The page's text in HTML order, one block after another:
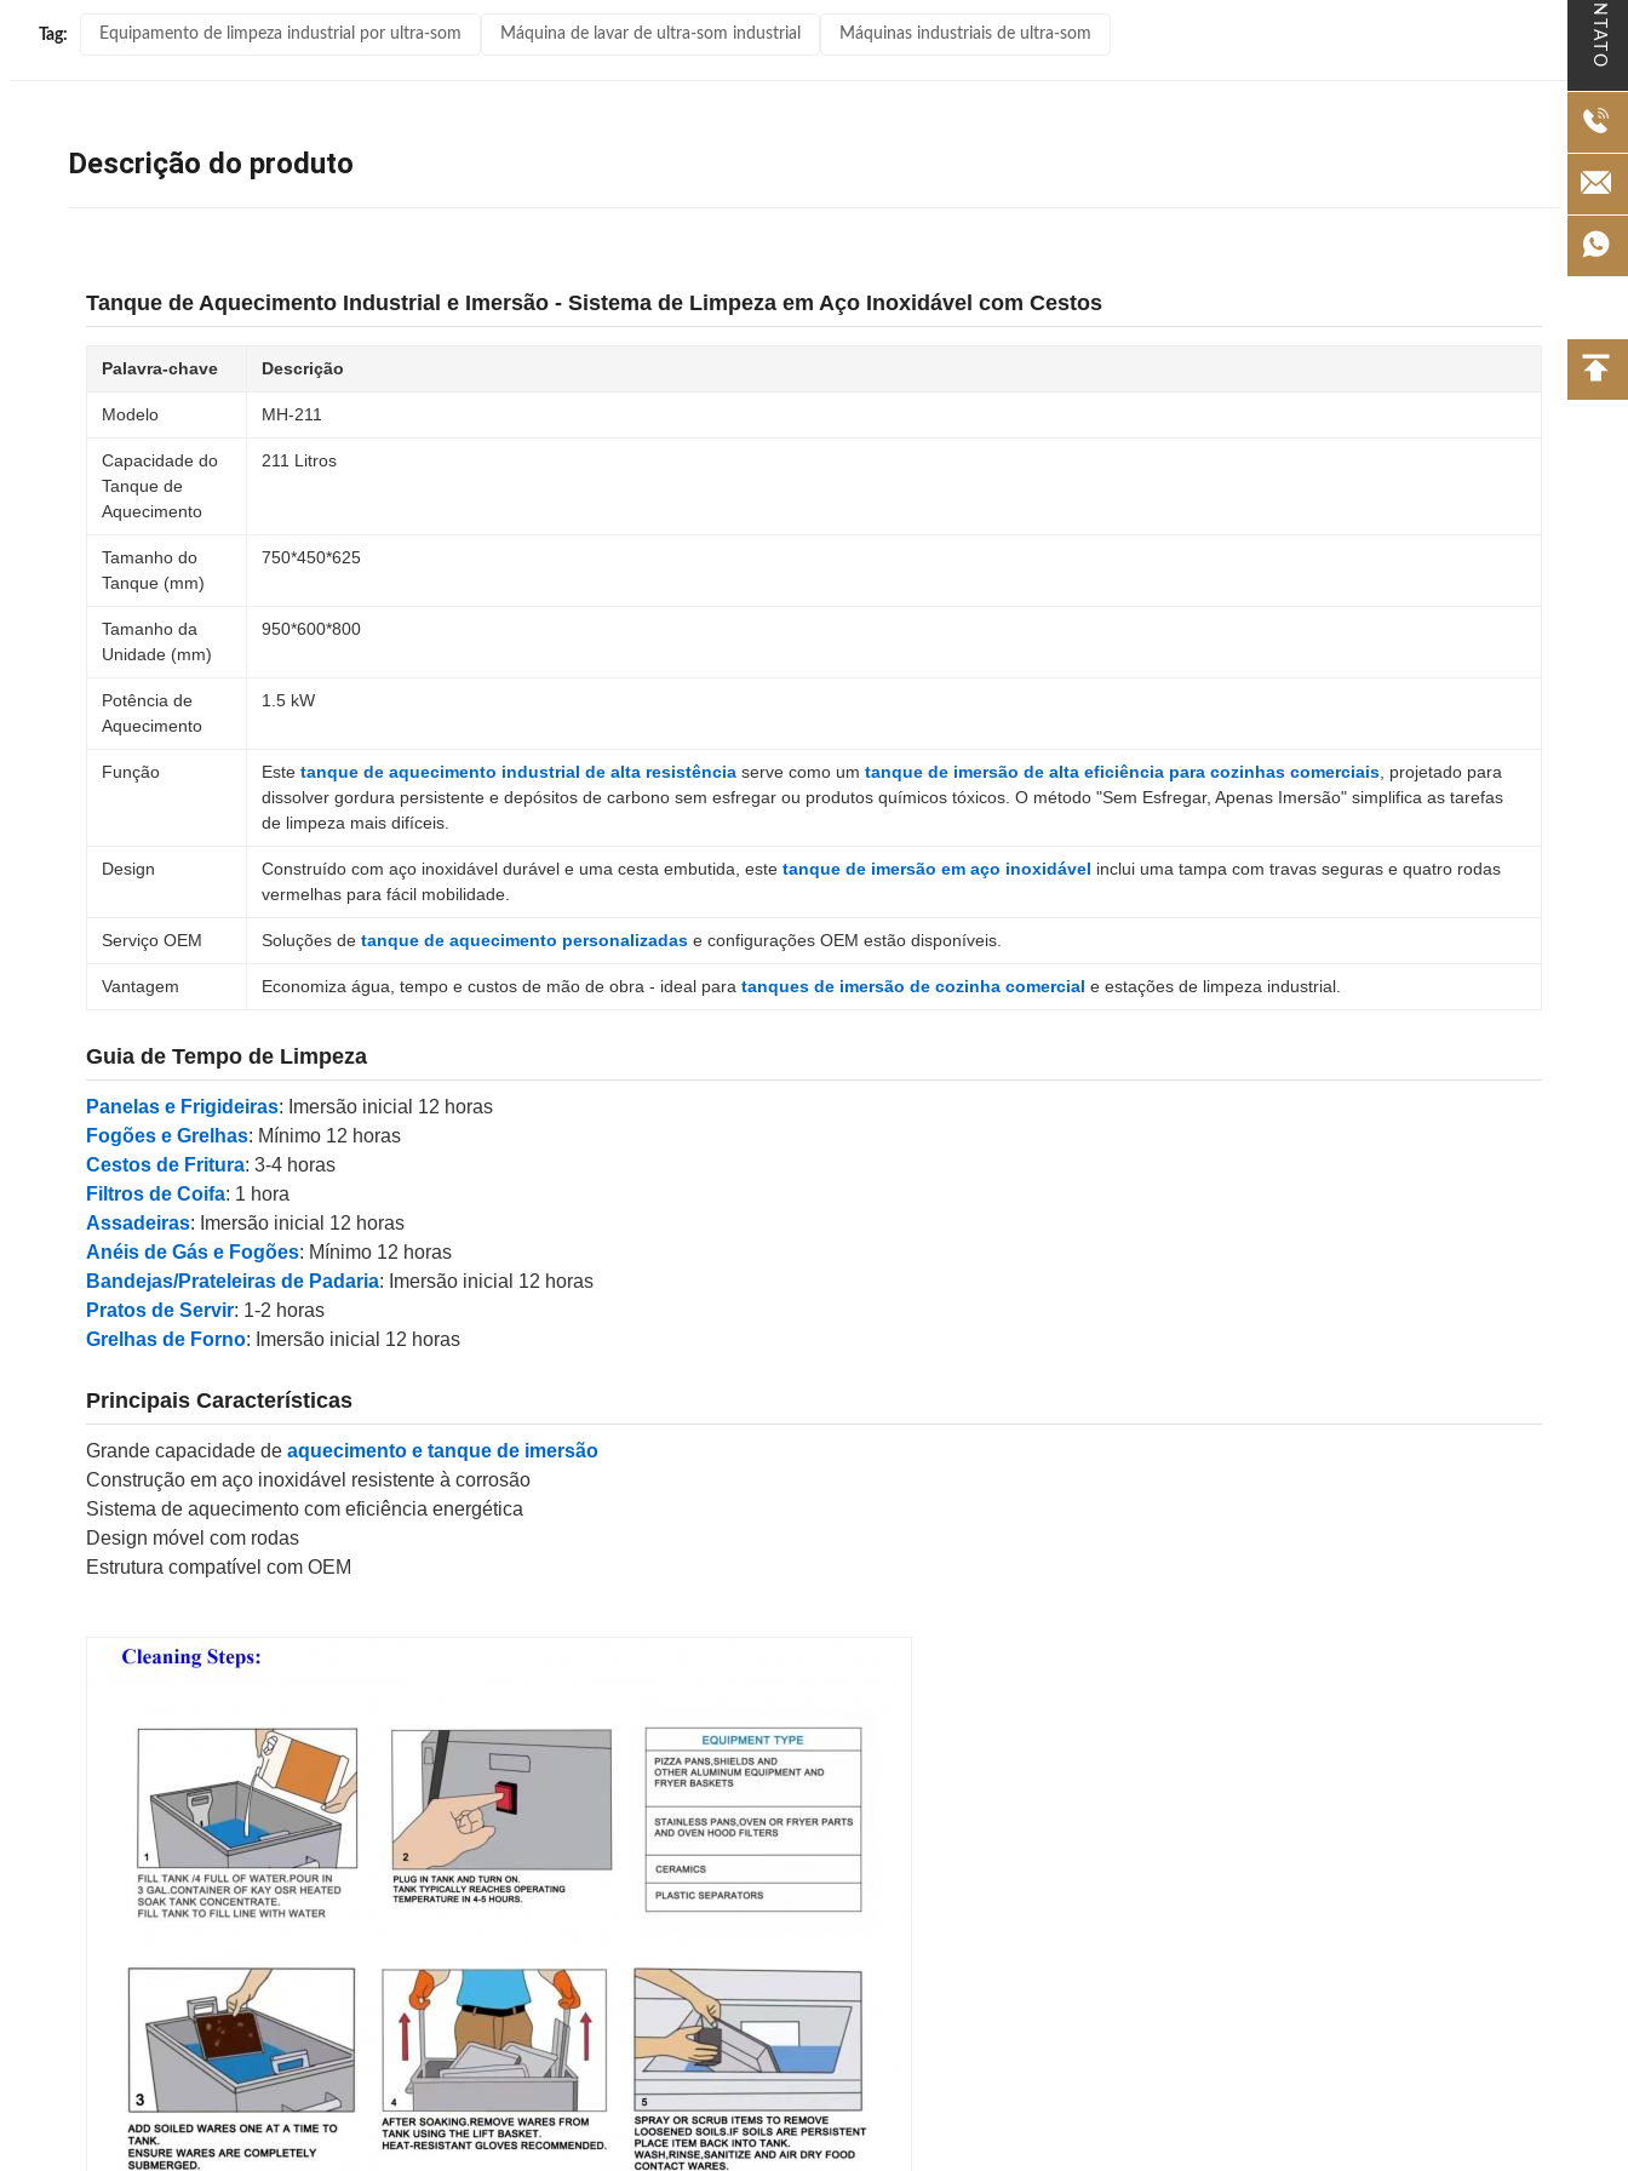
CONTATO
Tag: Equipamento de limpeza industrial por ultra-som Máquina de lavar de ultra-som industrial Máquinas industriais de ultra-som
Descrição do produto
Tanque de Aquecimento Industrial e Imersão - Sistema de Limpeza em Aço Inoxidável com Cestos
Palavra-chave Descrição
Modelo MH-211
Capacidade do
Tanque de
Aquecimento
211 Litros
Tamanho do
Tanque (mm)
750*450*625
Tamanho da
Unidade (mm)
950*600*800
Potência de
Aquecimento
1.5 kW
Função Este tanque de aquecimento industrial de alta resistência serve como um tanque de imersão de alta eficiência para cozinhas comerciais , projetado para
dissolver gordura persistente e depósitos de carbono sem esfregar ou produtos químicos tóxicos. O método "Sem Esfregar, Apenas Imersão" simplifica as tarefas
de limpeza mais difíceis.
Design Construído com aço inoxidável durável e uma cesta embutida, este tanque de imersão em aço inoxidável inclui uma tampa com travas seguras e quatro rodas
vermelhas para fácil mobilidade.
Serviço OEM Soluções de tanque de aquecimento personalizadas e configurações OEM estão disponíveis.
Vantagem Economiza água, tempo e custos de mão de obra - ideal para tanques de imersão de cozinha comercial e estações de limpeza industrial.
Guia de Tempo de Limpeza
Panelas e Frigideiras: Imersão inicial 12 horas
Fogões e Grelhas: Mínimo 12 horas
Cestos de Fritura: 3-4 horas
Filtros de Coifa: 1 hora
Assadeiras: Imersão inicial 12 horas
Anéis de Gás e Fogões: Mínimo 12 horas
Bandejas/Prateleiras de Padaria: Imersão inicial 12 horas
Pratos de Servir: 1-2 horas
Grelhas de Forno: Imersão inicial 12 horas
Principais Características
Grande capacidade de aquecimento e tanque de imersão
Construção em aço inoxidável resistente à corrosão
Sistema de aquecimento com eficiência energética
Design móvel com rodas
Estrutura compatível com OEM